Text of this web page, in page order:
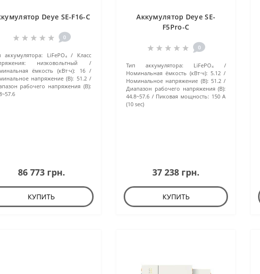
Deye SE-F16-С
0
аккумулятора: LiFePO₄
Класс
низковольтный
ёмкость (кВт·ч):
16
напряжение (В): 51.2
рабочего напряжения (В):
86 773 грн.
КУПИТЬ
Аккумулятор Deye SE-
F5Pro-C
0
Тип аккумулятора:
LiFePO₄
Номинальная ёмкость (кВт·ч): 5.12
Номинальное напряжение (В): 51.2
Диапазон рабочего напряжения (В):
44.8~57.6
Пиковая мощность: 150 A
(10 sec)
37 238 грн.
КУПИТЬ